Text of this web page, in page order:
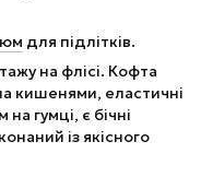
для підлітків.
на флісі. Кофта
кишенями, еластичні
гумці, є бічні
із якісного